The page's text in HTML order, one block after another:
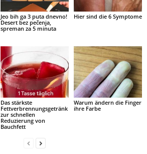
Jeo bih ga 3 puta dnevno!
Desert bez pečenja,
spreman za 5 minuta
Hier sind die 6 Symptome
Das stärkste
Fettverbrennungsgetränk
zur schnellen
Reduzierung von
Bauchfett
Warum ändern die Finger
ihre Farbe